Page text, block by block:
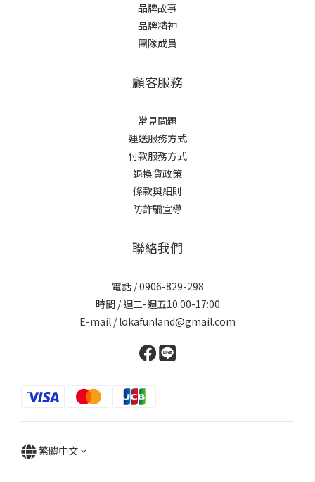
品牌故事
品牌精神
團隊成員
顧客服務
常見問題
運送服務方式
付款服務方式
退換貨政策
條款與細則
防詐騙宣導
聯絡我們
電話 / 0906-829-298
時間 / 週二-週五10:00-17:00
E-mail / lokafunland@gmail.com
繁體中文